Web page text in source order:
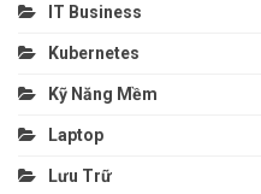
IT Business
Kubernetes
Kỹ Năng Mềm
Laptop
Lưu Trữ